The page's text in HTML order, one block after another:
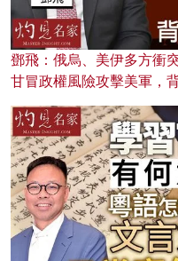
鄧飛：俄烏、美伊多方衝
甘冒政權風險攻擊美軍，